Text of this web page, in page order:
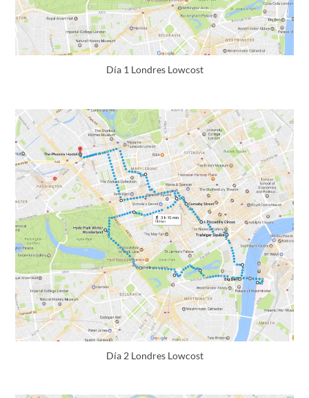
Día 1 Londres Lowcost
Día 2 Londres Lowcost